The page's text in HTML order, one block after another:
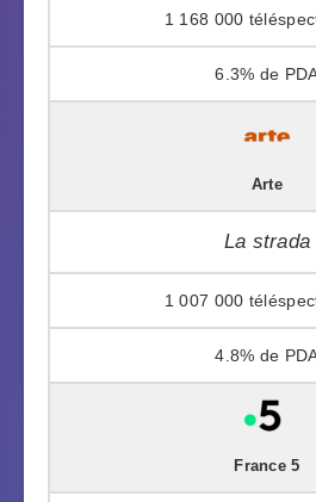
1 168 000
6.3%
Arte
La strada
1 007 000
4.8%
France 5